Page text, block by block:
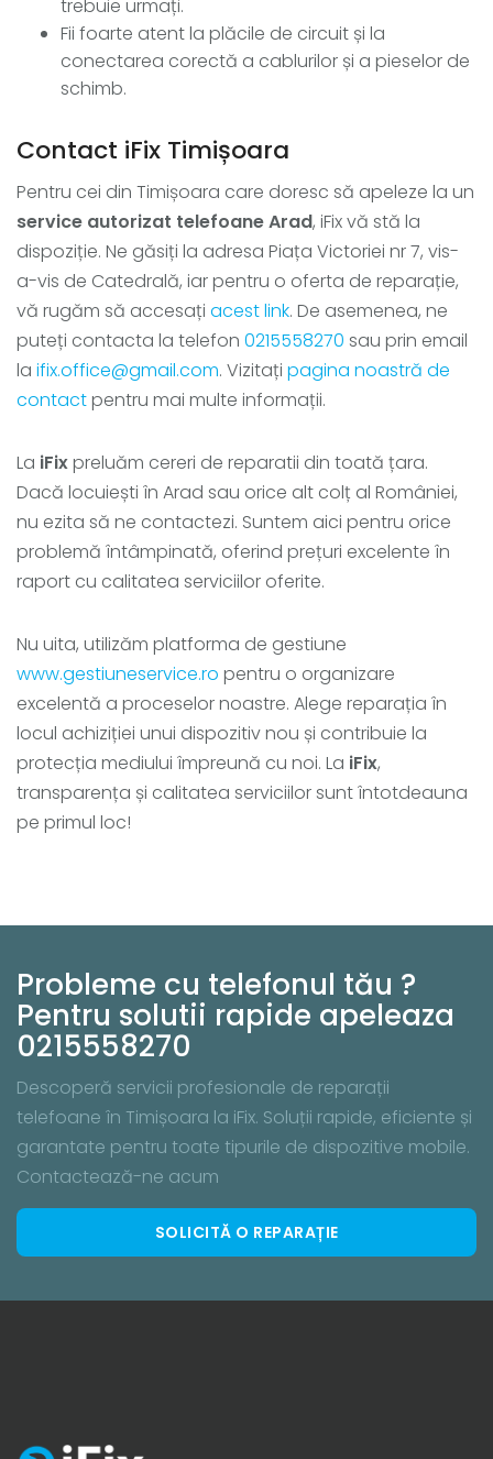
trebuie urmați.
Fii foarte atent la plăcile de circuit și la
conectarea corectă a cablurilor și a pieselor de
schimb.
Contact iFix Timișoara
Pentru cei din Timișoara care doresc să apeleze la un
service autorizat telefoane Arad, iFix vă stă la
dispoziție. Ne găsiți la adresa Piața Victoriei nr 7, vis-
a-vis de Catedrală, iar pentru o oferta de reparație,
vă rugăm să accesați acest link. De asemenea, ne
puteți contacta la telefon 0215558270 sau prin email
la ifix.office@gmail.com. Vizitați pagina noastră de
contactpentru mai multe informații.
La iFixpreluăm cereri de reparatii din toată țara.
Dacă locuiești în Arad sau orice alt colț al României,
nu ezita să ne contactezi. Suntem aici pentru orice
problemă întâmpinată, oferind prețuri excelente în
raport cu calitatea serviciilor oferite.
Nu uita, utilizăm platforma de gestiune
www.gestiuneservice.ro pentru o organizare
excelentă a proceselor noastre. Alege reparația în
locul achiziției unui dispozitiv nou și contribuie la
protecția mediului împreună cu noi. La iFix,
transparența și calitatea serviciilor sunt întotdeauna
pe primul loc!
Probleme cu telefonul tău ?
Pentru solutii rapide apeleaza
0215558270
Descoperă servicii profesionale de reparații
telefoane în Timișoara la iFix. Soluții rapide, eficiente și
garantate pentru toate tipurile de dispozitive mobile.
Contactează-ne acum
SOLICITĂ O REPARAȚIE